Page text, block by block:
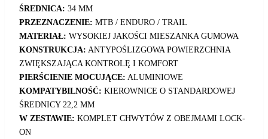
ŚREDNICA: 34 MM
PRZEZNACZENIE: MTB / ENDURO / TRAIL
MATERIAŁ: WYSOKIEJ JAKOŚCI MIESZANKA GUMOWA
KONSTRUKCJA: ANTYPOŚLIZGOWA POWIERZCHNIA
ZWIĘKSZAJĄCA KONTROLĘ I KOMFORT
PIERŚCIENIE MOCUJĄCE: ALUMINIOWE
KOMPATYBILNOŚĆ: KIEROWNICE O STANDARDOWEJ
ŚREDNICY 22,2 MM
W ZESTAWIE: KOMPLET CHWYTÓW Z OBEJMAMI LOCK-
ON